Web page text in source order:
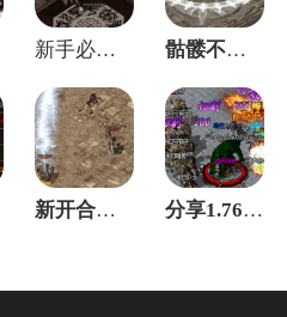
新手必看：新区开荒第一天这三步决定你的成 骷髅不再只是帮手：我是如何把小弟练成大哥
新开合击传奇法师技能-灵魂火符和雷电术 分享1.76复古传奇-战斗时候如何快速提